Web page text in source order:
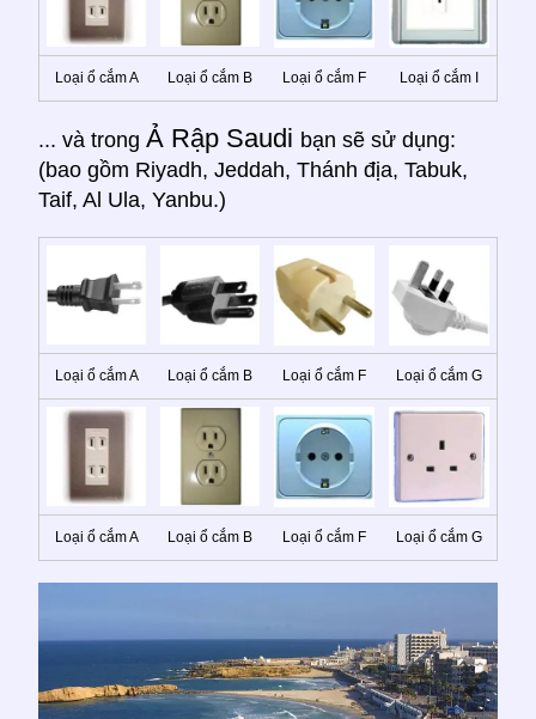
Loại ổ cắm A Loại ổ cắm B Loại ổ cắm F Loại ổ cắm I
... và trong Ả Rập Saudi bạn sẽ sử dụng:
(bao gồm Riyadh, Jeddah, Thánh địa, Tabuk,
Taif, Al Ula, Yanbu.)
Loại ổ cắm A Loại ổ cắm B Loại ổ cắm F Loại ổ cắm G
Loại ổ cắm A Loại ổ cắm B Loại ổ cắm F Loại ổ cắm G